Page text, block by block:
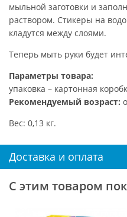
мыльной заготовки и
раствором. Стикеры на
кладутся между слоями.
Теперь мыть руки будет
Параметры товара:
упаковка – картонная
Рекомендуемый возраст:
Вес: 0,13 кг.
Доставка и оплата
С этим товаром